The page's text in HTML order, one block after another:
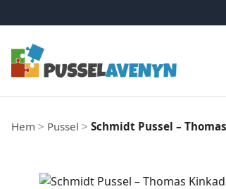
Hoppa till innehåll
Hem > Pussel > Schmidt Pussel –